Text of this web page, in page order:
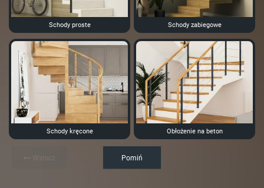
Schody proste Schody zabiegowe
Schody kręcone Obłożenie na beton
Pomiń